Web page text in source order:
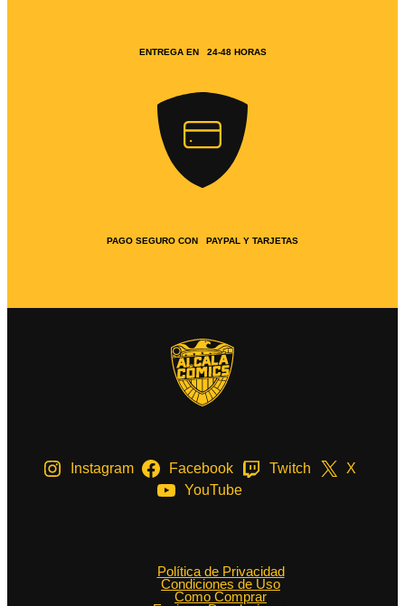
ENTREGA EN 24-48 HORAS
PAGO SEGURO CON PAYPAL Y TARJETAS
Instagram Facebook Twitch
X
YouTube
Política de Privacidad
Condiciones de Uso
Como Comprar